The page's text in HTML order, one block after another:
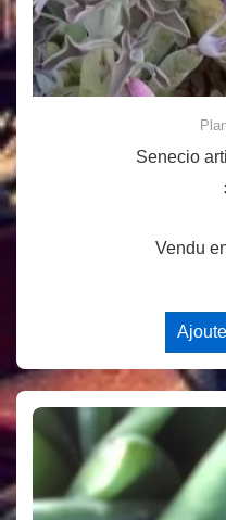
Senecio
Vendu